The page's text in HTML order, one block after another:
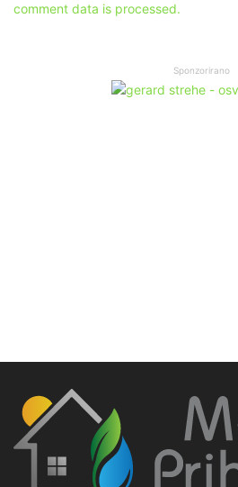
comment data is processed.
Sponzorirano